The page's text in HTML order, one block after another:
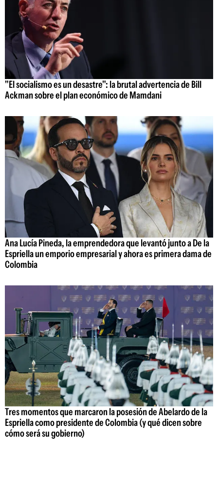
"El socialismo es un desastre": la brutal advertencia de Bill
Ackman sobre el plan económico de Mamdani
Ana Lucía Pineda, la emprendedora que levantó junto a De la
Espriella un emporio empresarial y ahora es primera dama de
Colombia
Tres momentos que marcaron la posesión de Abelardo de la
Espriella como presidente de Colombia (y qué dicen sobre
cómo será su gobierno)